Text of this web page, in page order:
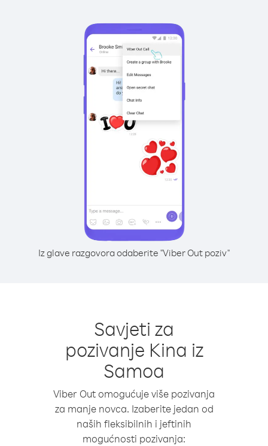
Iz glave razgovora odaberite "Viber Out poziv"
Savjeti za
pozivanje Kina iz
Samoa
Viber Out omogućuje više pozivanja
za manje novca. Izaberite jedan od
naših fleksibilnih i jeftinih
mogućnosti pozivanja: